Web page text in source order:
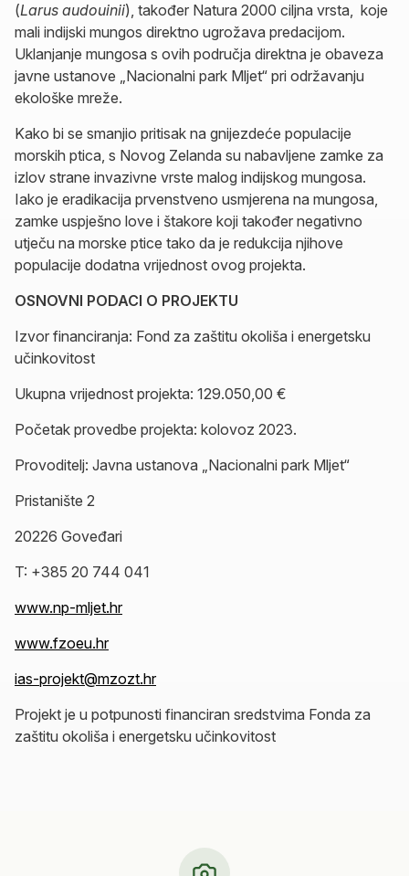
(Larus audouinii), također Natura 2000 ciljna vrsta, koje
mali indijski mungos direktno ugrožava predacijom.
Uklanjanje mungosa s ovih područja direktna je obaveza
javne ustanove „Nacionalni park Mljet“ pri održavanju
ekološke mreže.
Kako bi se smanjio pritisak na gnijezdeće populacije
morskih ptica, s Novog Zelanda su nabavljene zamke za
izlov strane invazivne vrste malog indijskog mungosa.
Iako je eradikacija prvenstveno usmjerena na mungosa,
zamke uspješno love i štakore koji također negativno
utječu na morske ptice tako da je redukcija njihove
populacije dodatna vrijednost ovog projekta.
OSNOVNI PODACI O PROJEKTU
Izvor financiranja: Fond za zaštitu okoliša i energetsku
učinkovitost
Ukupna vrijednost projekta: 129.050,00 €
Početak provedbe projekta: kolovoz 2023.
Provoditelj: Javna ustanova „Nacionalni park Mljet“
Pristanište 2
20226 Goveđari
T: +385 20 744 041
www.np-mljet.hr
www.fzoeu.hr
ias-projekt@mzozt.hr
Projekt je u potpunosti financiran sredstvima Fonda za
zaštitu okoliša i energetsku učinkovitost